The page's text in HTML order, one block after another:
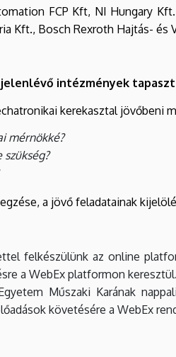
FCP Kft, NI Hungary
Kft., Bosch Rexroth Hajtás- és
intézmények
kerekasztal jövőbeni
mérnökké?
a jövő feladatainak
felkészülünk az online
a WebEx platformon keresztül.
Műszaki Karának
követésére a WebEx